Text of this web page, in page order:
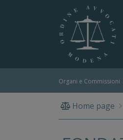
Organi e Commissioni
Home page